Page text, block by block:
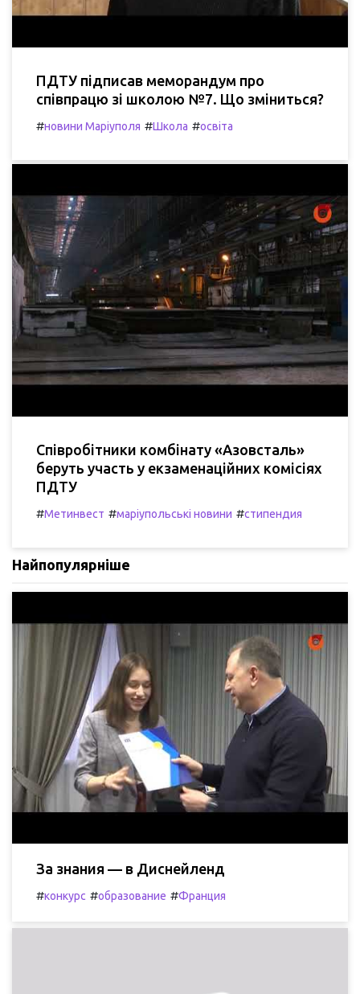
ПДТУ підписав меморандум про
співпрацю зі школою №7. Що зміниться?
#новини Маріуполя #Школа #освіта
Співробітники комбінату «Азовсталь»
беруть участь у екзаменаційних комісіях
ПДТУ
#Метинвест #маріупольські новини #стипендия
Найпопулярніше
За знания — в Диснейленд
#конкурс #образование #Франция